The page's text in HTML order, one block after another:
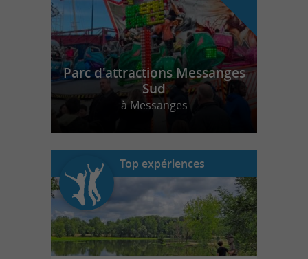
Parc d'attractions Messanges
Sud
à Messanges
Top expériences